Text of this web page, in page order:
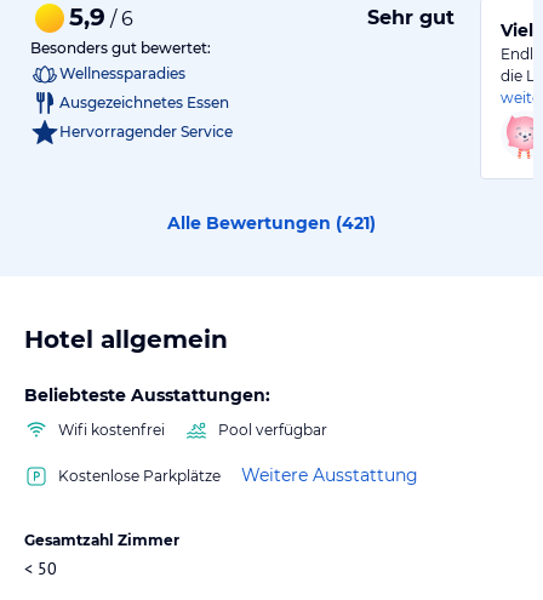
5,9 / 6 Sehr gut
Besonders gut bewertet:
Wellnessparadies
Ausgezeichnetes Essen
Hervorragender Service
die
Alle Bewertungen (421)
Hotel allgemein
Beliebteste Ausstattungen:
Wifi kostenfrei Pool verfügbar
Kostenlose Parkplätze Weitere Ausstattung
Gesamtzahl Zimmer
< 50